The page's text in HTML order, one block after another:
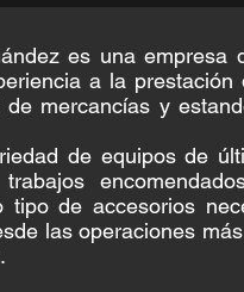
es una empresa
a la prestación
mercancías y
de equipos de
tipo de accesorios
las operaciones